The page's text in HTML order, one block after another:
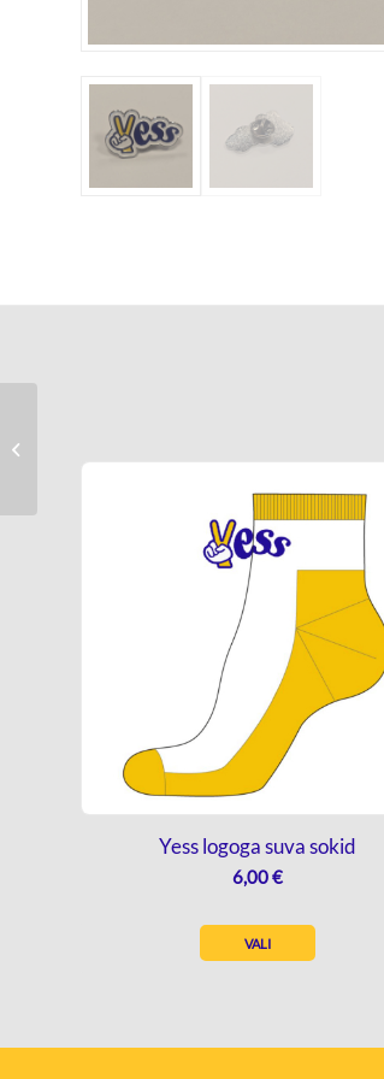
Yess logoga suva sokid
6,00€
VALI